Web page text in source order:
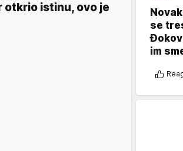
otkrio istinu, ovo je
se
im